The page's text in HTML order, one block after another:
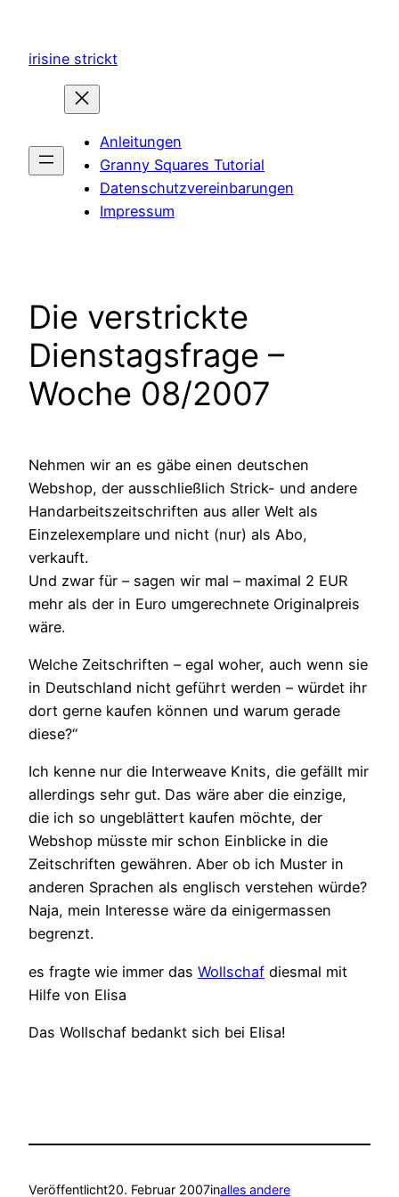
springen
irisine strickt
Anleitungen
Granny Squares Tutorial
Datenschutzvereinbarungen
Impressum
Die verstrickte
Dienstagsfrage –
Woche 08/2007
Nehmen wir an es gäbe einen deutschen
Webshop, der ausschließlich Strick- und andere
Handarbeitszeitschriften aus aller Welt als
Einzelexemplare und nicht (nur) als Abo,
verkauft.
Und zwar für – sagen wir mal – maximal 2 EUR
mehr als der in Euro umgerechnete Originalpreis
wäre.
Welche Zeitschriften – egal woher, auch wenn sie
in Deutschland nicht geführt werden – würdet ihr
dort gerne kaufen können und warum gerade
diese?“
Ich kenne nur die Interweave Knits, die gefällt mir
allerdings sehr gut. Das wäre aber die einzige,
die ich so ungeblättert kaufen möchte, der
Webshop müsste mir schon Einblicke in die
Zeitschriften gewähren. Aber ob ich Muster in
anderen Sprachen als englisch verstehen würde?
Naja, mein Interesse wäre da einigermassen
begrenzt.
es fragte wie immer das Wollschaf diesmal mit
Hilfe von Elisa
Das Wollschaf bedankt sich bei Elisa!
Veröffentlicht20. Februar 2007inalles andere